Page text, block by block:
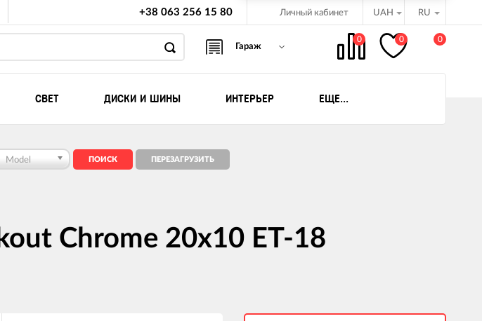
+38 063 256 15 80 Личный кабинет UAH RU
Гараж
0 0 0
СВЕТ ДИСКИ И ШИНЫ ИНТЕРЬЕР ЕЩЕ...
Комплекты для лебёдки
Model
Chrome 20x10 ET-18